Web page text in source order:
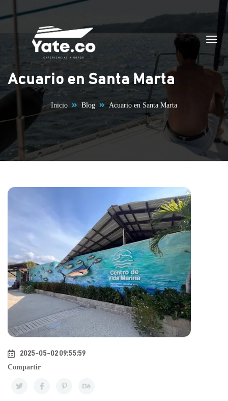
Saltar al contenido
Acuario en Santa Marta
Inicio Blog Acuario en Santa Marta
2025-05-02 09:55:59
Compartir